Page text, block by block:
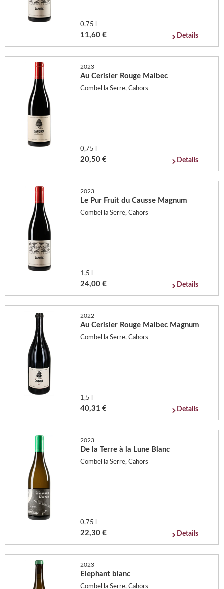
0,75 l
11,60 € Details
2023
Au Cerisier Rouge Malbec
Combel la Serre, Cahors
0,75 l
20,50 € Details
2023
Le Pur Fruit du Causse Magnum
Combel la Serre, Cahors
1,5 l
24,00 € Details
2022
Au Cerisier Rouge Malbec Magnum
Combel la Serre, Cahors
1,5 l
40,31 € Details
2023
De la Terre à la Lune Blanc
Combel la Serre, Cahors
0,75 l
22,30 € Details
2023
Elephant blanc
Combel la Serre, Cahors